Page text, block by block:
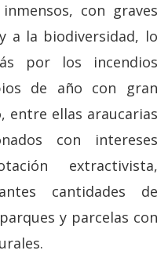
con graves
a la biodiversidad, lo
por los incendios
de año con gran
entre ellas araucarias
con intereses
extractivista,
cantidades de
y parcelas con